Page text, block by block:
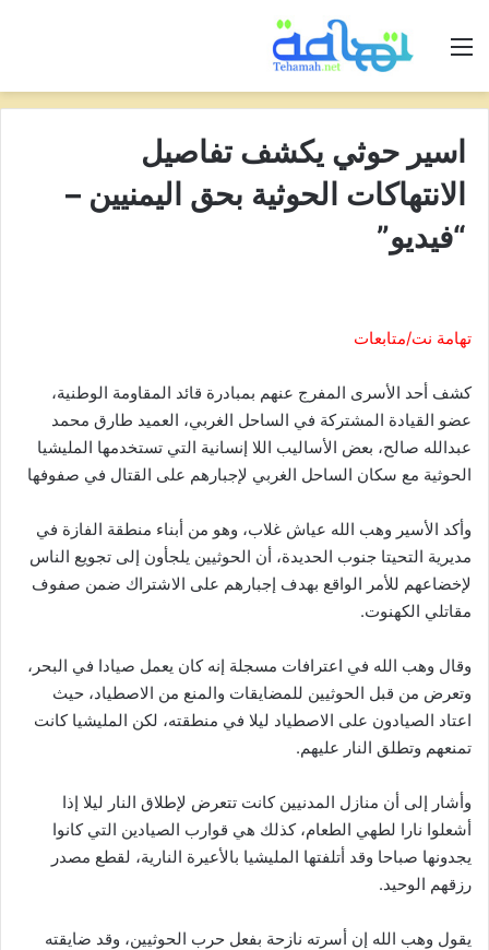
القائمة
اسير حوثي يكشف تفاصيل
الانتهاكات الحوثية بحق اليمنيين –
“فيديو”
تهامة نت/متابعات
كشف أحد الأسرى المفرج عنهم بمبادرة قائد المقاومة الوطنية،
عضو القيادة المشتركة في الساحل الغربي، العميد طارق محمد
عبدالله صالح، بعض الأساليب اللا إنسانية التي تستخدمها المليشيا
الحوثية مع سكان الساحل الغربي لإجبارهم على القتال في صفوفها
وأكد الأسير وهب الله عياش غلاب، وهو من أبناء منطقة الفازة في
مديرية التحيتا جنوب الحديدة، أن الحوثيين يلجأون إلى تجويع الناس
لإخضاعهم للأمر الواقع بهدف إجبارهم على الاشتراك ضمن صفوف
مقاتلي الكهنوت.
وقال وهب الله في اعترافات مسجلة إنه كان يعمل صيادا في البحر،
وتعرض من قبل الحوثيين للمضايقات والمنع من الاصطياد، حيث
اعتاد الصيادون على الاصطياد ليلا في منطقته، لكن المليشيا كانت
تمنعهم وتطلق النار عليهم.
وأشار إلى أن منازل المدنيين كانت تتعرض لإطلاق النار ليلا إذا
أشعلوا نارا لطهي الطعام، كذلك هي قوارب الصيادين التي كانوا
يجدونها صباحا وقد أتلفتها المليشيا بالأعيرة النارية، لقطع مصدر
رزقهم الوحيد.
يقول وهب الله إن أسرته نازحة بفعل حرب الحوثيين، وقد ضايقته